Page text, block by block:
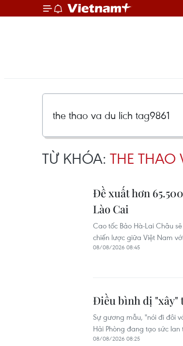
TỪ KHÓA: THE THAO
Đề xuất hơn
Lào Cai
Cao tốc Bảo Hà-Lai Châu
chiến lược giữa Việt Nam
08/08/2026 08:45
Điều bình dị "xây"
Sự gương mẫu, "nói đi đôi
Hải Phòng đang tạo sức
08/08/2026 08:25